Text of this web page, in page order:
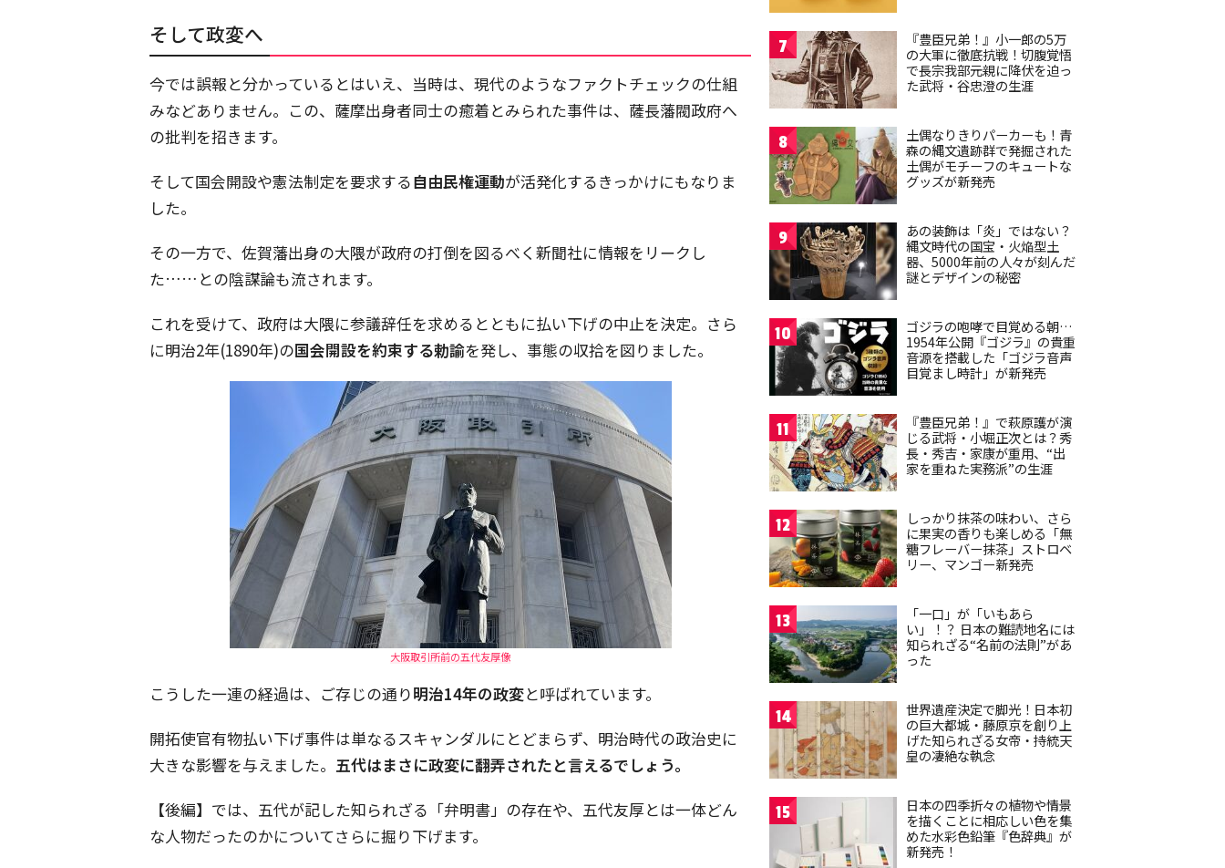
そして政変へ
今では誤報と分かっているとはいえ、当時は、現代のようなファクトチェックの仕組
みなどありません。この、薩摩出身者同士の癒着とみられた事件は、薩長藩閥政府へ
の批判を招きます。
そして国会開設や憲法制定を要求する自由民権運動が活発化するきっかけにもなりま
した。
その一方で、佐賀藩出身の大隈が政府の打倒を図るべく新聞社に情報をリークし
た……との陰謀論も流されます。
これを受けて、政府は大隈に参議辞任を求めるとともに払い下げの中止を決定。さら
に明治2年(1890年)の国会開設を約束する勅諭を発し、事態の収拾を図りました。
大阪取引所前の五代友厚像
こうした一連の経過は、ご存じの通り明治14年の政変と呼ばれています。
開拓使官有物払い下げ事件は単なるスキャンダルにとどまらず、明治時代の政治史に
大きな影響を与えました。 五代はまさに政変に翻弄されたと言えるでしょう。
【後編】では、五代が記した知られざる「弁明書」の存在や、五代友厚とは一体どん
な人物だったのかについてさらに掘り下げます。
7
『豊臣兄弟！』小一郎の5万
の大軍に徹底抗戦！切腹覚悟
で長宗我部元親に降伏を迫っ
た武将・谷忠澄の生涯
8
土偶なりきりパーカーも！青
森の縄文遺跡群で発掘された
土偶がモチーフのキュートな
グッズが新発売
9
あの装飾は「炎」ではない？
縄文時代の国宝・火焔型土
器、5000年前の人々が刻んだ
謎とデザインの秘密
10
ゴジラの咆哮で目覚める朝…
1954年公開『ゴジラ』の貴重
音源を搭載した「ゴジラ音声
目覚まし時計」が新発売
11
『豊臣兄弟！』で萩原護が演
じる武将・小堀正次とは？秀
長・秀吉・家康が重用、“出
家を重ねた実務派”の生涯
12
しっかり抹茶の味わい、さら
に果実の香りも楽しめる「無
糖フレーバー抹茶」ストロベ
リー、マンゴー新発売
13
「一口」が「いもあら
い」！？ 日本の難読地名には
知られざる“名前の法則”があ
った
14
世界遺産決定で脚光！日本初
の巨大都城・藤原京を創り上
げた知られざる女帝・持統天
皇の凄絶な執念
15
日本の四季折々の植物や情景
を描くことに相応しい色を集
めた水彩色鉛筆『色辞典』が
新発売！